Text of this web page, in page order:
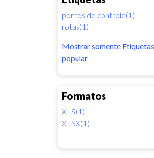
pontos de controle(1)
rotas(1)
Mostrar somente Etiquetas
popular
Formatos
XLS(1)
XLSX(1)